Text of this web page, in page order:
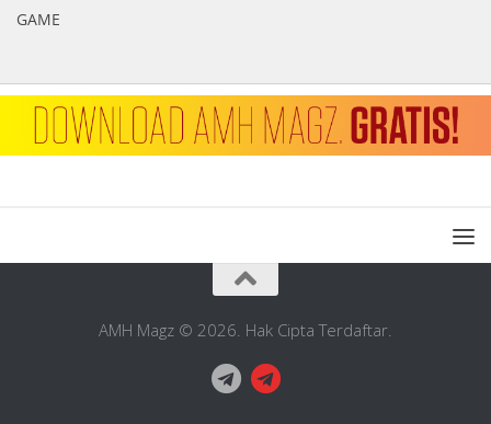
GAME
AMH Magz © 2026. Hak Cipta Terdaftar.